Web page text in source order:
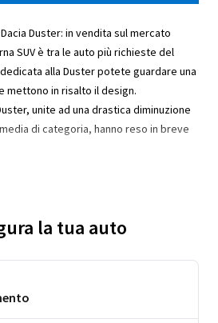
Duster: in vendita sul mercato
SUV è tra le auto più richieste del
alla Duster potete guardare una
mettono in risalto il design.
unite ad una drastica diminuzione
di categoria, hanno reso in breve
la tua auto